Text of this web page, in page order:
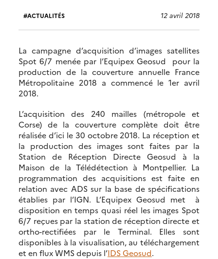
ACTUALITÉS 12 avril 2018
La campagne d’acquisition d’images satellites
Spot 6/7 menée par l’Equipex Geosud pour la
production de la couverture annuelle France
Métropolitaine 2018 a commencé le 1er avril
2018.
L’acquisition des 240 mailles (métropole et
Corse) de la couverture complète doit être
réalisée d’ici le 30 octobre 2018. La réception et
la production des images sont faites par la
Station de Réception Directe Geosud à la
Maison de la Télédétection à Montpellier. La
programmation des acquisitions est faite en
relation avec ADS sur la base de spécifications
établies par l’IGN. L’Equipex Geosud met à
disposition en temps quasi réel les images Spot
6/7 reçues par la station de réception directe et
ortho-rectifiées par le Terminal. Elles sont
disponibles à la visualisation, au téléchargement
et en flux WMS depuis l’IDS Geosud.